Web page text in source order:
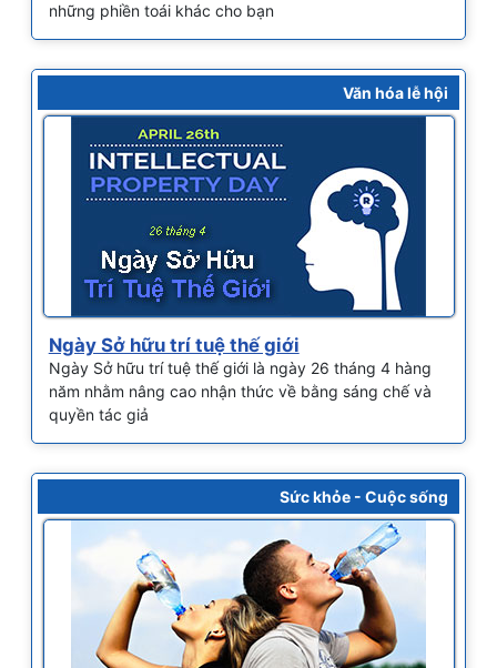
những phiền toái khác cho bạn
Văn hóa lễ hội
Ngày Sở hữu trí tuệ thế giới
Ngày Sở hữu trí tuệ thế giới là ngày 26 tháng 4 hàng
năm nhằm nâng cao nhận thức về bằng sáng chế và
quyền tác giả
Sức khỏe - Cuộc sống